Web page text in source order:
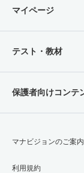
マイページ
テスト・教材
保護者向けコンテ
マナビジョンのご案内
利用規約